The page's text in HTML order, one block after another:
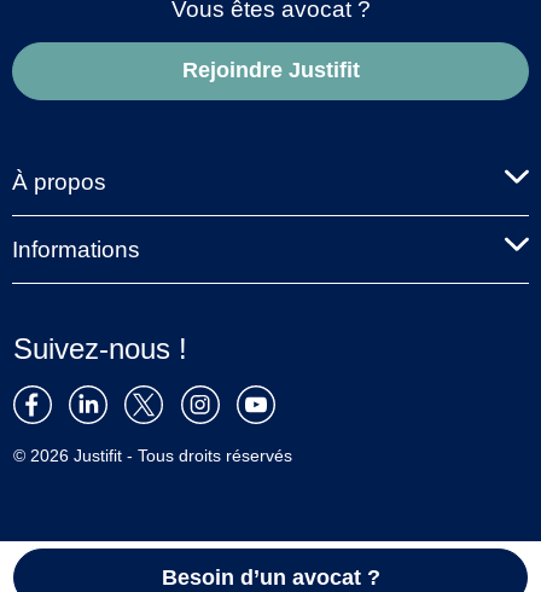
Besoin d’un avocat ?
Vous êtes avocat ?
Rejoindre Justifit
À propos
Informations
Suivez-nous !
© 2026 Justifit - Tous droits réservés